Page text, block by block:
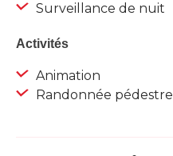
Surveillance de nuit
Activités
Animation
Randonnée pédestre